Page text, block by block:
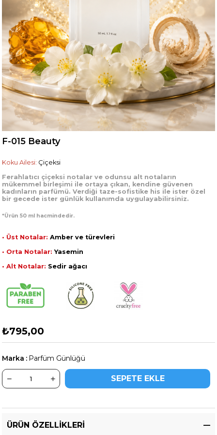
F-015 Beauty
Koku Ailesi: Çiçeksi
Ferahlatıcı çiçeksi notalar ve odunsu alt notaların
mükemmel birleşimi ile ortaya çıkan, kendine güvenen
kadınların parfümü. Verdiği taze-sofistike his ile ister özel
bir gecede ister günlük kullanımda uygulayabilirsiniz.
*Ürün 50 ml hacmindedir.
• Üst Notalar: Amber ve türevleri
• Orta Notalar: Yasemin
• Alt Notalar: Sedir ağacı
₺795,00
Marka : Parfüm Günlüğü
ÜRÜN ÖZELLIKLERI